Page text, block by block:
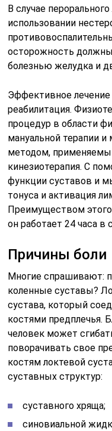
В случае
использовании
осторожность
болезнью желудка и
Эффективное лечение
реабилитация.
процедур в области
мануальной терапии
методом,
кинезиотерапия. С
функции суставов и
тонуса и активация
Преимуществом
он работает 24 часа в
Причины боли
Многие спрашивают:
коленные суставы?
сустава, который
костями предплечья.
человек может
поворачивать свое
костям локтевой
суставных структур:
суставного хряща;
синовиальной